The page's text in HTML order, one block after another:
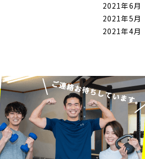
2021年6月
2021年5月
2021年4月